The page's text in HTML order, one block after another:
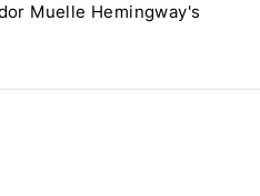
Muelle Hemingway's